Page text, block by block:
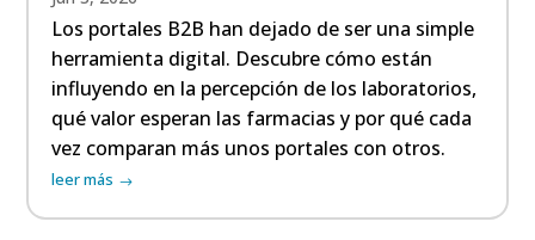
Los portales B2B han dejado de ser una simple
herramienta digital. Descubre cómo están
influyendo en la percepción de los laboratorios,
qué valor esperan las farmacias y por qué cada
vez comparan más unos portales con otros.
leer más